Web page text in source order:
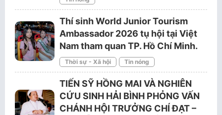
Thí sinh World Junior Tourism
Ambassador 2026 tụ hội tại Việt
Nam tham quan TP. Hồ Chí Minh.
Thời sự - Xã hội Tin nóng
TIẾN SỸ HỒNG MAI VÀ NGHIÊN
CỨU SINH HẢI BÌNH PHỎNG VẤN
CHÁNH HỘI TRƯỞNG CHÍ ĐẠT –